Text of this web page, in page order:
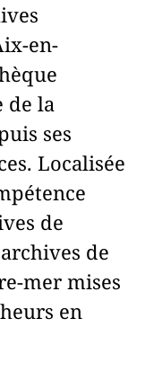
en-
de la
ses
Localisée
de
de
mer mises
en